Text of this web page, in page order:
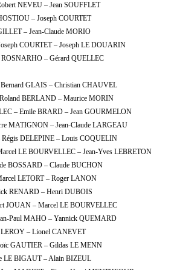
NEVEU – Jean SOUFFLET
– Joseph COURTET
– Jean-Claude MORIO
COURTET – Joseph LE DOUARIN
– Gérard QUELLEC
GLAIS – Christian CHAUVEL
BERLAND – Maurice MORIN
– Emile BRARD – Jean GOURMELON
MATIGNON – Jean-Claude LARGEAU
Régis DELEPINE – Louis COQUELIN
LE BOURVELLEC – Jean-Yves LEBRETON
BOSSARD – Claude BUCHON
LETORT – Roger LANON
RENARD – Henri DUBOIS
JOUAN – Marcel LE BOURVELLEC
Paul MAHO – Yannick QUEMARD
– Lionel CANEVET
GAUTIER – Gildas LE MENN
LE BIGAUT – Alain BIZEUL